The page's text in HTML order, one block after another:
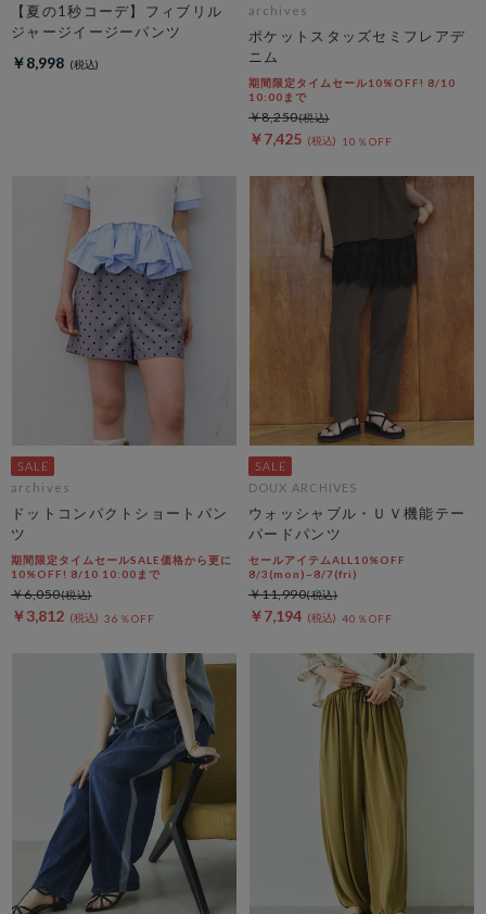
【夏の1秒コーデ】フィブリル
ジャージイージーパンツ
￥8,998
archives
ポケットスタッズセミフレアデ
ニム
期間限定タイムセール10%OFF! 8/10
10:00まで
￥7,425 10％OFF
￥8,250
archives
ドットコンパクトショートパン
ツ
期間限定タイムセールSALE価格から更に
10%OFF! 8/10 10:00まで
￥3,812 36％OFF
￥6,050
DOUX ARCHIVES
ウォッシャブル・ＵＶ機能テー
パードパンツ
セールアイテムALL10%OFF
8/3(mon)~8/7(fri)
￥7,194 40％OFF
￥11,990